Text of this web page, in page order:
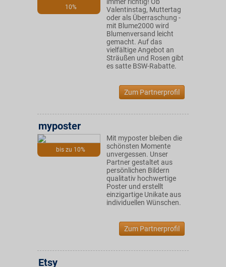
10%
Valentinstag, Muttertag
oder als Überraschung -
mit Blume2000 wird
Blumenversand leicht
gemacht. Auf das
vielfältige Angebot an
Sträußen und Rosen gibt
es satte BSW-Rabatte.
Zum Partnerprofil
bis zu 10%
myposter
Mit myposter bleiben die
schönsten Momente
unvergessen. Unser
Partner gestaltet aus
persönlichen Bildern
qualitativ hochwertige
Poster und erstellt
einzigartige Unikate aus
individuellen Wünschen.
Zum Partnerprofil
Etsy